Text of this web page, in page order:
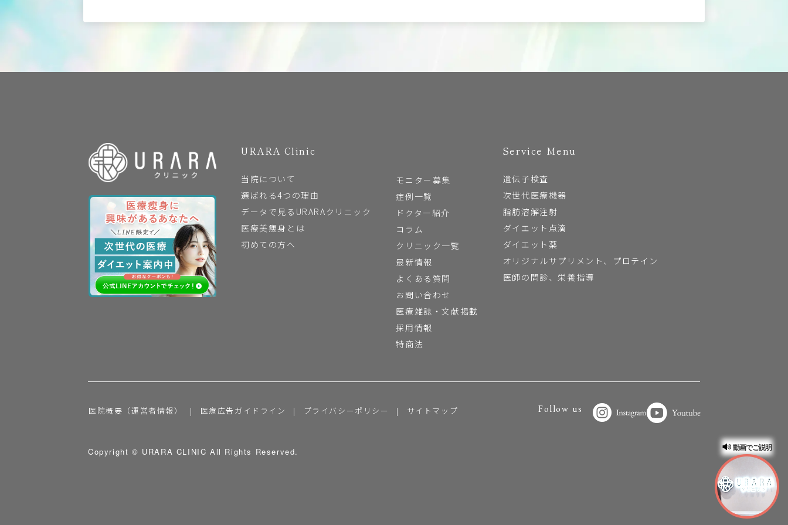
URARA Clinic
当院について
選ばれる4つの理由
データで見るURARAクリニック
医療美痩身とは
初めての方へ
モニター募集
症例一覧
ドクター紹介
コラム
クリニック一覧
最新情報
よくある質問
お問い合わせ
医療雑誌・文献掲載
採用情報
特商法
Service Menu
遺伝子検査
次世代医療機器
脂肪溶解注射
ダイエット点滴
ダイエット薬
オリジナルサプリメント、プロテイン
医師の問診、栄養指導
医院概要（運営者情報） 医療広告ガイドライン プライバシーポリシー サイトマップ Follow us
Copyright © URARA CLINIC All Rights Reserved. 動画でご説明